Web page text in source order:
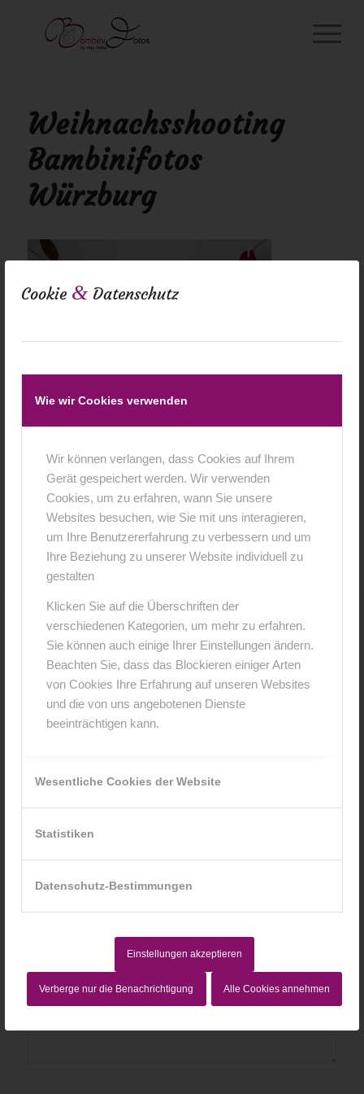
Cookie & Datenschutz
Wie wir Cookies verwenden
Wir können verlangen, dass Cookies auf Ihrem
Gerät gespeichert werden. Wir verwenden
Cookies, um zu erfahren, wann Sie unsere
Websites besuchen, wie Sie mit uns interagieren,
um Ihre Benutzererfahrung zu verbessern und um
Ihre Beziehung zu unserer Website individuell zu
gestalten
Klicken Sie auf die Überschriften der
verschiedenen Kategorien, um mehr zu erfahren.
Sie können auch einige Ihrer Einstellungen ändern.
Beachten Sie, dass das Blockieren einiger Arten
von Cookies Ihre Erfahrung auf unseren Websites
und die von uns angebotenen Dienste
beeinträchtigen kann.
Wesentliche Cookies der Website
Statistiken
Datenschutz-Bestimmungen
Einstellungen akzeptieren
Verberge nur die Benachrichtigung Alle Cookies annehmen
Weihnachsshooting
Bambinifotos
Würzburg
0
KOMMENTARE
Hinterlasse einen Kommentar
An der Diskussion beteiligen?